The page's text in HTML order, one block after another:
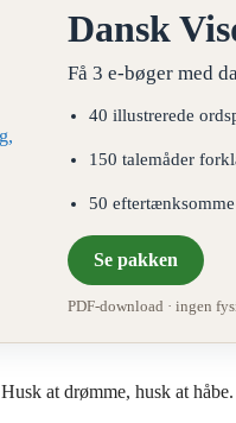
Dansk
Få 3 e-bøger med
40 illustrerede
150 talemåder
50
Se pakken
PDF-download · ingen
at drømme, husk at